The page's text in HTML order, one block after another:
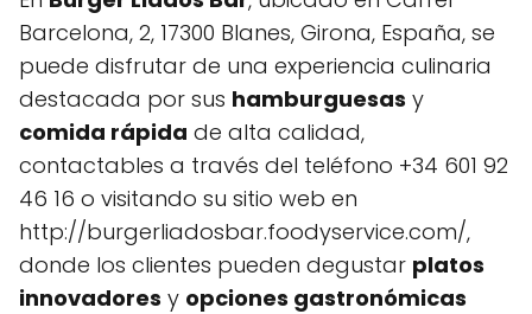
Barcelona, 2, 17300 Blanes, Girona, España, se
puede disfrutar de una experiencia culinaria
destacada por sus hamburguesas y
comida rápida de alta calidad,
contactables a través del teléfono +34 601 92
46 16 o visitando su sitio web en
http://burgerliadosbar.foodyservice.com/,
donde los clientes pueden degustar platos
innovadores y opciones gastronómicas